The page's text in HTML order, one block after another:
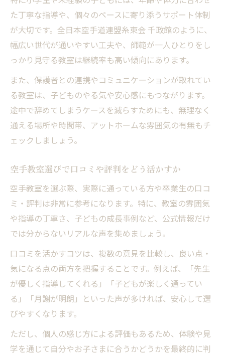
た丁寧な指導や、個々のペースに寄り添うサポート体制
が大切です。全日本空手道連盟糸東会 千政館のように、
幅広い世代が通いやすい工夫や、師範が一人ひとりをし
っかり見守る教室は継続率も高い傾向にあります。
また、保護者との連携やコミュニケーションが取れてい
る教室は、子どものやる気や安心感にもつながります。
途中で辞めてしまうケースを減らすためにも、無理なく
通える場所や時間帯、アットホームな雰囲気の有無もチ
ェックしましょう。
空手教室選びで口コミや評判をどう活かすか
空手教室を選ぶ際、実際に通っている方や卒業生の口コ
ミ・評判は非常に参考になります。特に、教室の雰囲気
や指導の丁寧さ、子どもの成長事例など、公式情報だけ
では分からないリアルな声を集めましょう。
口コミを活かすコツは、複数の意見を比較し、良い点・
気になる点の両方を把握することです。例えば、「先生
が優しく指導してくれる」「子どもが楽しく通ってい
る」「月謝が明朗」といった声が多ければ、安心して選
びやすくなります。
ただし、個人の感じ方による評価もあるため、体験や見
学を通じて自分やお子さまに合うかどうかを最終的に判